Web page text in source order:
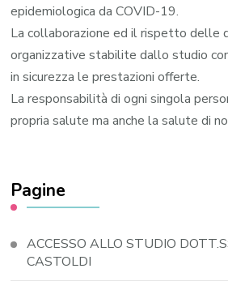
epidemiologica da COVID-19.
La collaborazione ed il rispetto delle
organizzative stabilite dallo studio
in sicurezza le prestazioni offerte.
La responsabilità di ogni singola
propria salute ma anche la salute di
Pagine
ACCESSO ALLO STUDIO
CASTOLDI